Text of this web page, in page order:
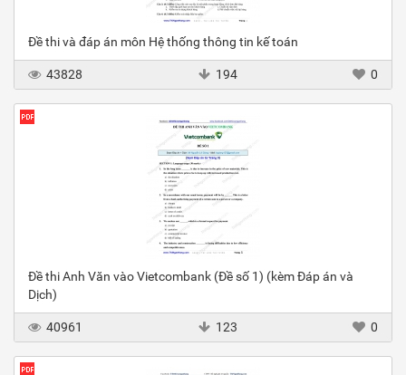
Đề thi và đáp án môn Hệ thống thông tin kế toán
43828 194 0
Đề thi Anh Văn vào Vietcombank (Đề số 1) (kèm Đáp án và
Dịch)
40961 123 0